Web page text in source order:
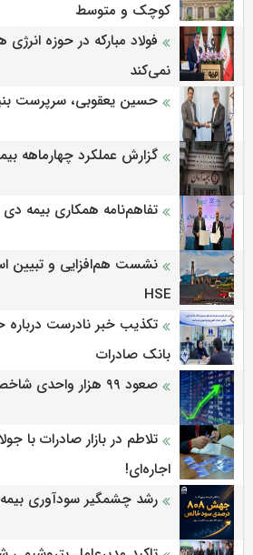
کوچک و متوسط
فولاد مبارکه در حوزه انرژی
نمی‌کند
حسین یعقوبی، سرپرست
گزارش عملکرد چهارماهه
تفاهم‌نامه همکاری بیمه
نشست هم‌افزایی و تبیین
HSE
تکذیب خبر نادرست
بانک صادرات
صعود ۹۹ هزار واحدی شاخص بورس
تلاطم در بازار صادرات با
اجاره‌ای!
رشد چشمگیر سودآوری بیمه